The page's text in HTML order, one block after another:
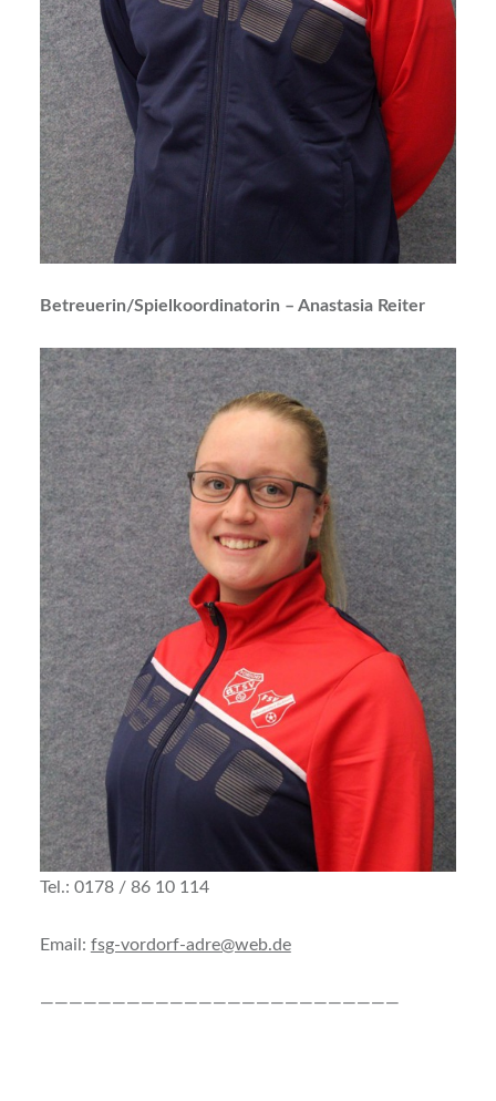
Betreuerin/Spielkoordinatorin – Anastasia Reiter
Tel.: 0178 / 86 10 114
Email: fsg-vordorf-adre@web.de
—————————————————————————